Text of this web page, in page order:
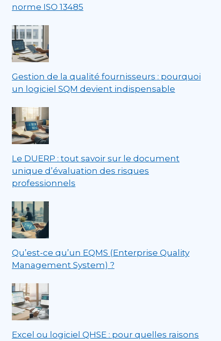
norme ISO 13485
Gestion de la qualité fournisseurs : pourquoi
un logiciel SQM devient indispensable
Le DUERP : tout savoir sur le document
unique d’évaluation des risques
professionnels
Qu’est-ce qu’un EQMS (Enterprise Quality
Management System) ?
Excel ou logiciel QHSE : pour quelles raisons